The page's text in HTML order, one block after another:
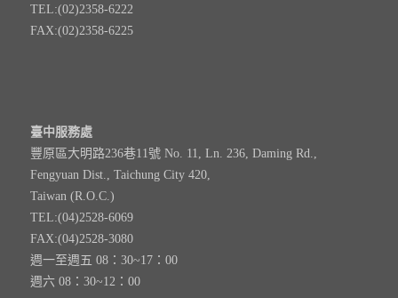
TEL:(02)2358-6222
FAX:(02)2358-6225
臺中服務處
豐原區大明路236巷11號 No. 11, Ln. 236, Daming Rd.,
Fengyuan Dist., Taichung City 420,
Taiwan (R.O.C.)
TEL:(04)2528-6069
FAX:(04)2528-3080
週一至週五 08：30~17：00
週六 08：30~12：00